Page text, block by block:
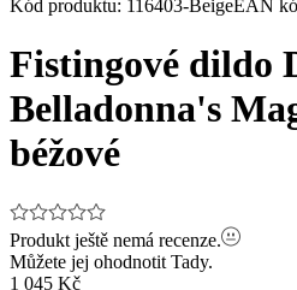
Item
of
Kód produktu: 116403-BeigeEAN
Fistingové dildo
Belladonna's
béžové
Produkt ještě nemá recenze.
Můžete jej ohodnotit Tady.
1 045 Kč